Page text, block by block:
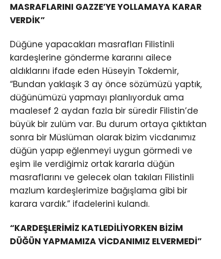
MASRAFLARINI GAZZE’YE YOLLAMAYA KARAR
VERDİK”
Düğüne yapacakları masrafları Filistinli
kardeşlerine gönderme kararını ailece
aldıklarını ifade eden Hüseyin Tokdemir,
“Bundan yaklaşık 3 ay önce sözümüzü yaptık,
düğünümüzü yapmayı planlıyorduk ama
maalesef 2 aydan fazla bir süredir Filistin’de
büyük bir zulüm var. Bu durum ortaya çıktıktan
sonra bir Müslüman olarak bizim vicdanımız
düğün yapıp eğlenmeyi uygun görmedi ve
eşim ile verdiğimiz ortak kararla düğün
masraflarını ve gelecek olan takıları Filistinli
mazlum kardeşlerimize bağışlama gibi bir
karara vardık.” ifadelerini kulandı.
“KARDEŞLERİMİZ KATLEDİLİYORKEN BİZİM
DÜĞÜN YAPMAMIZA VİCDANIMIZ ELVERMEDİ”